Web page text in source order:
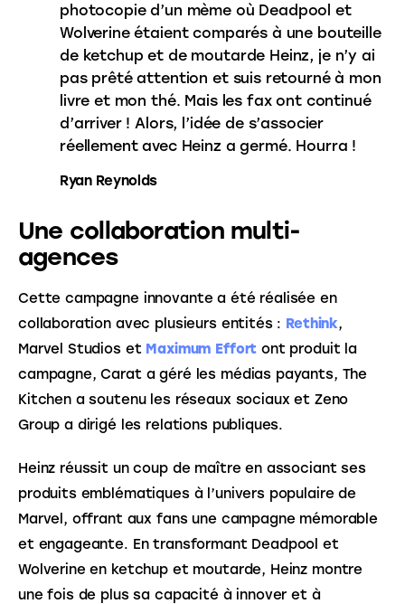
photocopie d’un mème où Deadpool et
Wolverine étaient comparés à une bouteille
de ketchup et de moutarde Heinz, je n’y ai
pas prêté attention et suis retourné à mon
livre et mon thé. Mais les fax ont continué
d’arriver ! Alors, l’idée de s’associer
réellement avec Heinz a germé. Hourra !
Ryan Reynolds
Une collaboration multi-
agences
Cette campagne innovante a été réalisée en
collaboration avec plusieurs entités : Rethink,
Marvel Studios et Maximum Effort ont produit la
campagne, Carat a géré les médias payants, The
Kitchen a soutenu les réseaux sociaux et Zeno
Group a dirigé les relations publiques.
Heinz réussit un coup de maître en associant ses
produits emblématiques à l’univers populaire de
Marvel, offrant aux fans une campagne mémorable
et engageante. En transformant Deadpool et
Wolverine en ketchup et moutarde, Heinz montre
une fois de plus sa capacité à innover et à